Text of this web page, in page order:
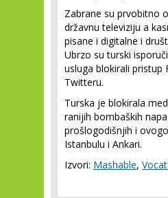
Zabrane su prvobitno
državnu televiziju a
pisane i digitalne i
Ubrzo su turski
usluga blokirali pristup
Twitteru.
Turska je blokirala
ranijih bombaških
prošlogodišnjih i
Istanbulu i Ankari.
Izvori: Mashable,